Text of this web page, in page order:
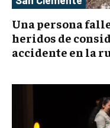
Una persona
heridos de
accidente en la